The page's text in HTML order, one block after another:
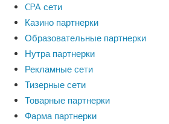
CPA сети
Казино партнерки
Образовательные партнерки
Нутра партнерки
Рекламные сети
Тизерные сети
Товарные партнерки
Фарма партнерки